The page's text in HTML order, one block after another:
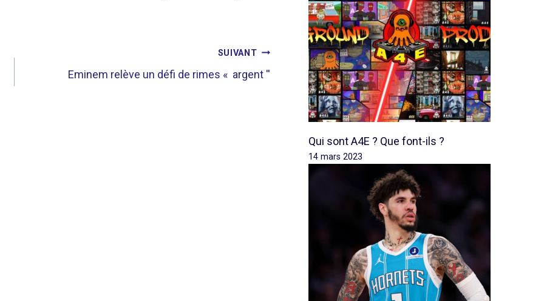
SUIVANT
Eminem relève un défi de rimes « argent ''
Qui sont A4E ? Que font-ils ?
14 mars 2023